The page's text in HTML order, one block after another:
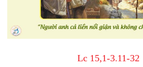
Lc 15,1-3.11-32